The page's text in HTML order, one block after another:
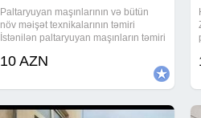
Paltaryuyan maşınlarının və bütün
növ məişət texnikalarının təmiri
İstənilən paltaryuyan maşınların təmiri
paltaryuyan ustasi, paltaryuyan temiri,
10 AZN